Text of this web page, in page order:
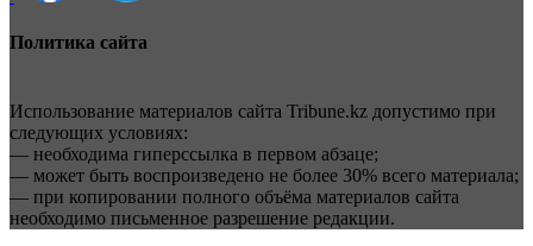
Политика сайта
Использование материалов сайта Tribune.kz допустимо при
следующих условиях:
— необходима гиперссылка в первом абзаце;
— может быть воспроизведено не более 30% всего материала;
— при копировании полного объёма материалов сайта
необходимо письменное разрешение редакции.